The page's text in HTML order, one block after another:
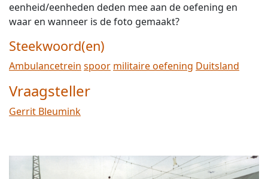
eenheid/eenheden deden mee aan de oefening en
waar en wanneer is de foto gemaakt?
Steekwoord(en)
Ambulancetrein spoor militaire oefening Duitsland
Vraagsteller
Gerrit Bleumink